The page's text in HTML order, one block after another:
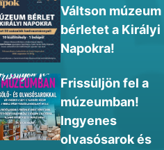
Váltson múzeum
bérletet a Királyi
Napokra!
Frissüljön fel a
múzeumban!
Ingyenes
olvasósarok és